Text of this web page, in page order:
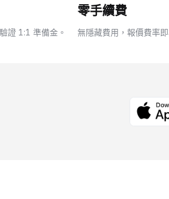
證 1:1 準備金。
零手續費
無隱藏費用，報價費率